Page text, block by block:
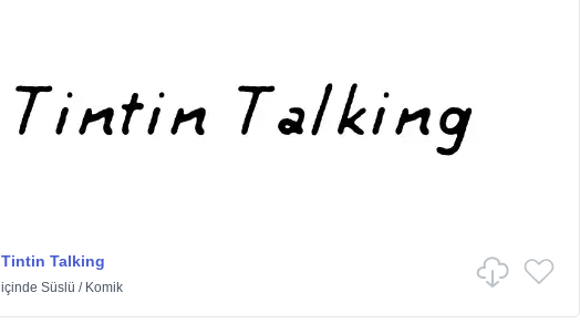
Tintin Talking
içinde Süslü / Komik